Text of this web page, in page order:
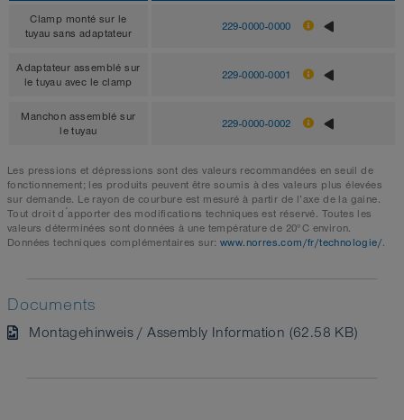
Clamp monté sur le
tuyau sans adaptateur
229-0000-0000
Adaptateur assemblé sur
le tuyau avec le clamp
229-0000-0001
Manchon assemblé sur
le tuyau
229-0000-0002
Les pressions et dépressions sont des valeurs recommandées en seuil de
fonctionnement; les produits peuvent être soumis à des valeurs plus élevées
sur demande. Le rayon de courbure est mesuré à partir de l’axe de la gaine.
Tout droit d ́apporter des modifications techniques est réservé. Toutes les
valeurs déterminées sont données à une température de 20°C environ.
Données techniques complémentaires sur: www.norres.com/fr/technologie/.
Documents
Montagehinweis / Assembly Information (62.58 KB)